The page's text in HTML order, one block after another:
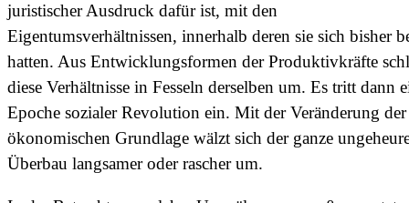
juristischer Ausdruck dafür ist, mit den
Eigentumsverhältnissen, innerhalb deren sie sich bisher
hatten. Aus Entwicklungsformen der Produktivkräfte
diese Verhältnisse in Fesseln derselben um. Es tritt dann
Epoche sozialer Revolution ein. Mit der Veränderung der
ökonomischen Grundlage wälzt sich der ganze
Überbau langsamer oder rascher um.